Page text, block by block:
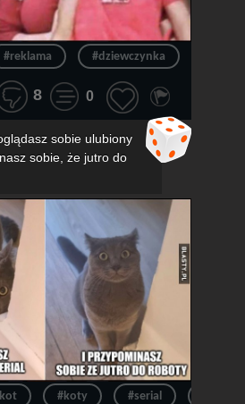
#reklama #dziewczynka
8 0
sobie ulubiony
sobie, że jutro do
#koty #serial